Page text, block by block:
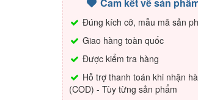
Đúng kích cỡ, mẫu mã sản
Giao hàng toàn quốc
Được kiểm tra hàng
Hỗ trợ thanh toán khi nhận
(COD) - Tùy từng sản phẩm